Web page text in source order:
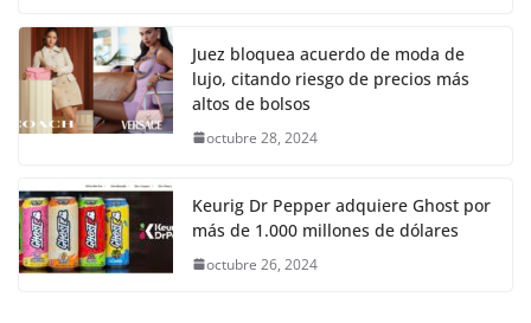
Juez bloquea acuerdo de moda de
lujo, citando riesgo de precios más
altos de bolsos
octubre 28, 2024
Keurig Dr Pepper adquiere Ghost por
más de 1.000 millones de dólares
octubre 26, 2024